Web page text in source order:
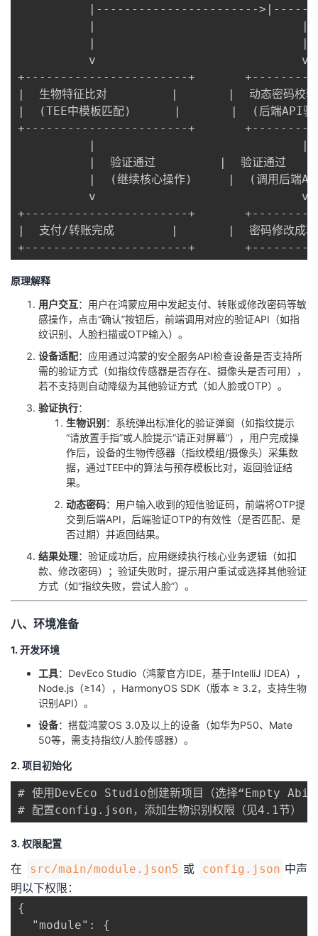
|-----------------------
|                             |
|                             |
v                             v
+-----------------------+
|  生物特征比对         |       |  动态密
|  (TEE中模板匹配)      |       |  (后端
+-----------------------+
|                             |
|  验证通过         |  验证通过
|  (继续核心操作)     |  (调用后端
v                             v
+-----------------------+
|  支付/转账完成        |       |  密码修
+-----------------------+
原理解释
​用户交互​​：用户在鸿蒙应用中发起支付、转账或修改密码等敏
感操作，点击“确认”按钮后，前端调用对应的验证API（如指
纹识别、人脸扫描或OTP输入）。
​设备适配​​：应用通过鸿蒙的安全服务API检查设备是否支持所
需的验证方式（如指纹传感器是否存在、摄像头是否可用），
若不支持则自动降级为其他验证方式（如人脸或OTP）。
​验证执行​​：
​生物识别​ ​：系统弹出标准化的验证弹窗（如指纹提示
“请放置手指”或人脸提示“请正对屏幕”），用户完成操
作后，设备的生物传感器（指纹模组/摄像头）采集数
据，通过TEE中的算法与预存模板比对，返回验证结
果。
​动态密码​​：用户输入收到的短信验证码，前端将OTP提
交到后端API，后端验证OTP的有效性（是否匹配、是
否过期）并返回结果。
​结果处理​​：验证成功后，应用继续执行核心业务逻辑（如扣
款、修改密码）；验证失败时，提示用户重试或选择其他验证
方式（如“指纹失败，尝试人脸”）。
八、环境准备
1. 开发环境
​工具​​：DevEco Studio（鸿蒙官方IDE，基于IntelliJ IDEA），
Node.js（≥14），HarmonyOS SDK（版本 ≥ 3.2，支持生物
识别API）。
​设备​​：搭载鸿蒙OS 3.0及以上的设备（如华为P50、Mate
50等，需支持指纹/人脸传感器）。
2. 项目初始化
# 使用DevEco Studio创建新项目（选择“Empty
# 配置config.json，添加生物识别权限（见4.1节）
3. 权限配置
在 src/main/module.json5 或 config.json 中声
明以下权限：
{
  "module": {